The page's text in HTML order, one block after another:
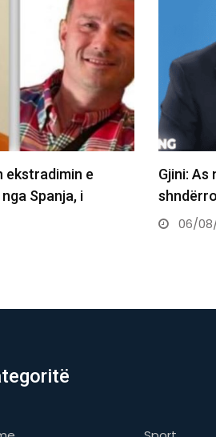
vota nuk e
në…
të jemi…